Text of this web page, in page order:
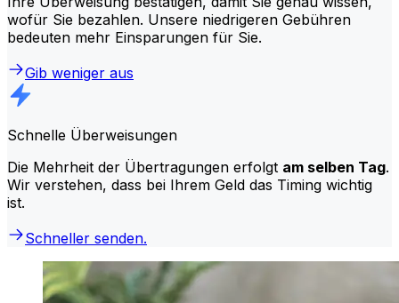
wofür Sie bezahlen. Unsere niedrigeren Gebühren
bedeuten mehr Einsparungen für Sie.
Gib weniger aus
Schnelle Überweisungen
Die Mehrheit der Übertragungen erfolgt am selben Tag.
Wir verstehen, dass bei Ihrem Geld das Timing wichtig
ist.
Schneller senden.